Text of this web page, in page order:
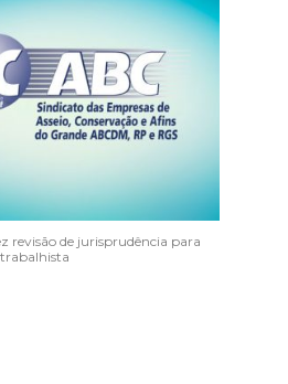
revisão de jurisprudência para